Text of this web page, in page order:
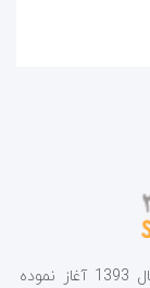
آژانس هواپیمایی سفر 366 فعالیت خود را از سال 1393 آغاز نموده